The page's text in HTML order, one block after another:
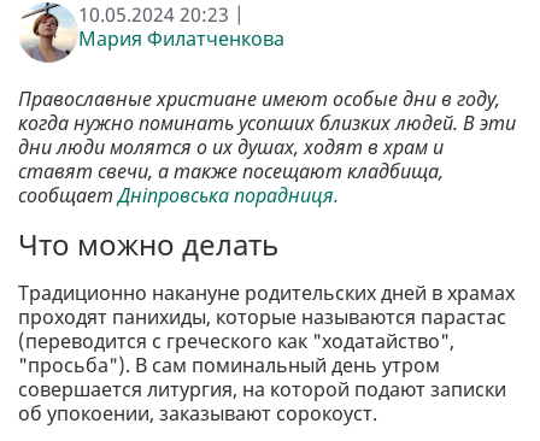
10.05.2024 20:23 |
Мария Филатченкова
Православные христиане имеют особые дни в году,
когда нужно поминать усопших близких людей. В эти
дни люди молятся о их душах, ходят в храм и
ставят свечи, а также посещают кладбища,
сообщаетДніпровська порадниця.
Что можно делать
Традиционно накануне родительских дней в храмах
проходят панихиды, которые называются парастас
(переводится с греческого как "ходатайство",
"просьба"). В сам поминальный день утром
совершается литургия, на которой подают записки
об упокоении, заказывают сорокоуст.